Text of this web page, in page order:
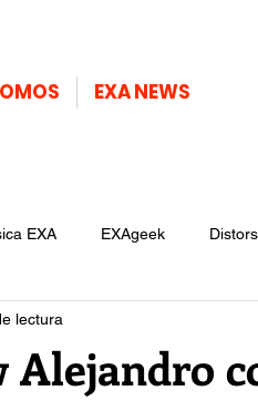
EXA NEWS
EXA EXAgeek
Alejandro
lectura